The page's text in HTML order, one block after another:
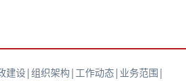
建设|组织架构 | 工作动态| 业务范围 |